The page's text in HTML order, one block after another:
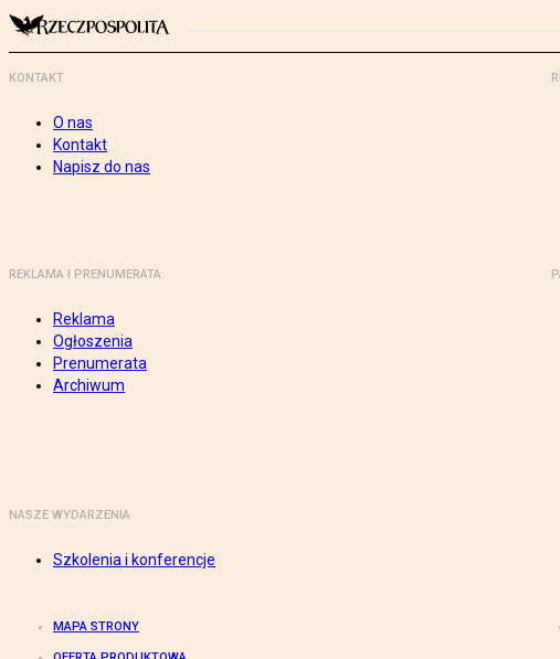
KONTAKT
O nas
Kontakt
Napisz do nas
REKLAMA I PRENUMERATA
Reklama
Ogłoszenia
Prenumerata
Archiwum
NASZE WYDARZENIA
Szkolenia i konferencje
MAPA STRONY